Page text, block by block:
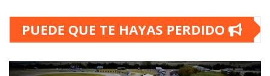
PUEDE QUE TE HAYAS PERDIDO